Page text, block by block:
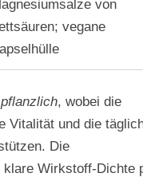
von
vegane
, wobei die
Vitalität und die
Die
klare Wirkstoff-Dichte